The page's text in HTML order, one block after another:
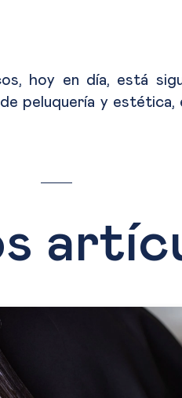
hoy en día, está
peluquería y estética,